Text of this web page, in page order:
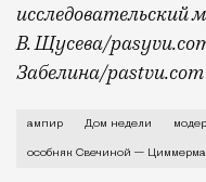
исследовательский
В. Щусева/
Забелина/pastvu.com
История
ампир Дом недели
особняк Свечиной —